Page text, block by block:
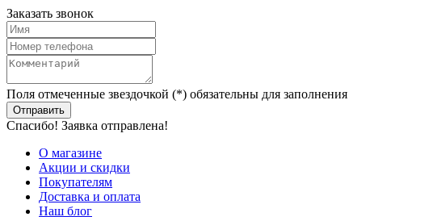
Заказать звонок
Поля отмеченные звездочкой (*) обязательны для заполнения
Спасибо! Заявка отправлена!
О магазине
Акции и скидки
Покупателям
Доставка и оплата
Наш блог